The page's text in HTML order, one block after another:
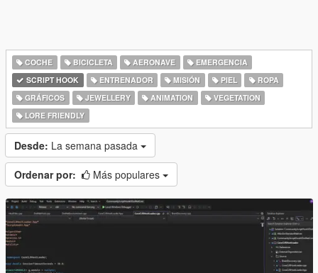
COCHE BICICLETA AERONAVE
EMERGENCIA
SCRIPT HOOK
ENTRENADOR MISIÓN PIEL
ROPA
GRÁFICOS
JEWELLERY ANIMATION
VEGETATION
LORE FRIENDLY
Desde: La semana pasada
Ordenar por: Más populares